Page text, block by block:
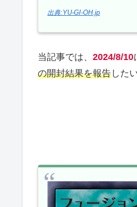
出典:YU-GI-OH.jp
当記事では、 2024/8/10
の開封結果を報告 した